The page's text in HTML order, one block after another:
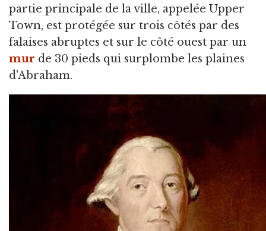
partie principale de la ville, appelée Upper
Town, est protégée sur trois côtés par des
falaises abruptes et sur le côté ouest par un
mur de 30 pieds qui surplombe les plaines
d'Abraham.